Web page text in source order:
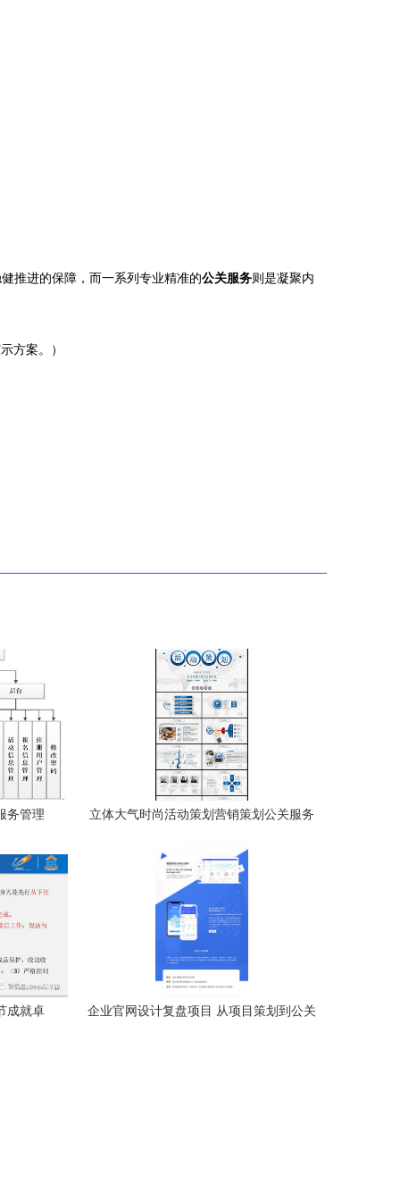
推进的保障，而一系列专业精准的公关服务则是凝聚内
方案。）
务管理
立体大气时尚活动策划营销策划公关服务
成就卓
企业官网设计复盘项目 从项目策划到公关